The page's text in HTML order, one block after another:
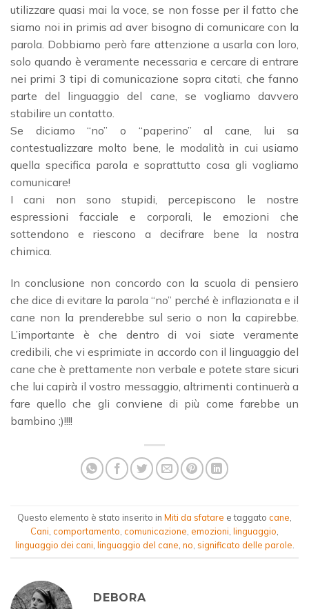
utilizzare quasi mai la voce, se non fosse per il fatto che
siamo noi in primis ad aver bisogno di comunicare con la
parola. Dobbiamo però fare attenzione a usarla con loro,
solo quando è veramente necessaria e cercare di entrare
nei primi 3 tipi di comunicazione sopra citati, che fanno
parte del linguaggio del cane, se vogliamo davvero
stabilire un contatto.
Se diciamo “no” o “paperino” al cane, lui sa
contestualizzare molto bene, le modalità in cui usiamo
quella specifica parola e soprattutto cosa gli vogliamo
comunicare!
I cani non sono stupidi, percepiscono le nostre
espressioni facciale e corporali, le emozioni che
sottendono e riescono a decifrare bene la nostra
chimica.
In conclusione non concordo con la scuola di pensiero
che dice di evitare la parola “no” perché è inflazionata e il
cane non la prenderebbe sul serio o non la capirebbe.
L’importante è che dentro di voi siate veramente
credibili, che vi esprimiate in accordo con il linguaggio del
cane che è prettamente non verbale e potete stare sicuri
che lui capirà il vostro messaggio, altrimenti continuerà a
fare quello che gli conviene di più come farebbe un
bambino ;)!!!!
Questo elemento è stato inserito in Miti da sfatare e taggato cane
Cani comportamento comunicazione emozioni linguaggio
linguaggio dei cani linguaggio del cane no significato delle parole
DEBORA